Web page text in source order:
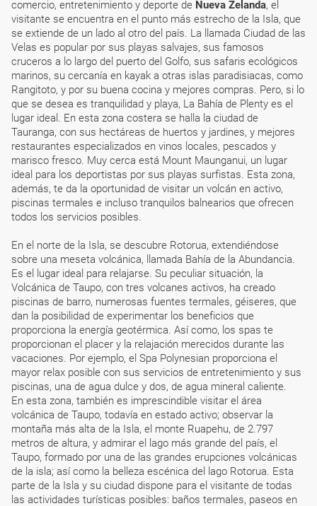
comercio, entretenimiento y deporte de Nueva Zelanda, el
visitante se encuentra en el punto más estrecho de la Isla, que
se extiende de un lado al otro del país. La llamada Ciudad de las
Velas es popular por sus playas salvajes, sus famosos
cruceros a lo largo del puerto del Golfo, sus safaris ecológicos
marinos, su cercanía en kayak a otras islas paradisiacas, como
Rangitoto, y por su buena cocina y mejores compras. Pero, si lo
que se desea es tranquilidad y playa, La Bahía de Plenty es el
lugar ideal. En esta zona costera se halla la ciudad de
Tauranga, con sus hectáreas de huertos y jardines, y mejores
restaurantes especializados en vinos locales, pescados y
marisco fresco. Muy cerca está Mount Maunganui, un lugar
ideal para los deportistas por sus playas surfistas. Esta zona,
además, te da la oportunidad de visitar un volcán en activo,
piscinas termales e incluso tranquilos balnearios que ofrecen
todos los servicios posibles.
En el norte de la Isla, se descubre Rotorua, extendiéndose
sobre una meseta volcánica, llamada Bahía de la Abundancia.
Es el lugar ideal para relajarse. Su peculiar situación, la
Volcánica de Taupo, con tres volcanes activos, ha creado
piscinas de barro, numerosas fuentes termales, géiseres, que
dan la posibilidad de experimentar los beneficios que
proporciona la energía geotérmica. Así como, los spas te
proporcionan el placer y la relajación merecidos durante las
vacaciones. Por ejemplo, el Spa Polynesian proporciona el
mayor relax posible con sus servicios de entretenimiento y sus
piscinas, una de agua dulce y dos, de agua mineral caliente.
En esta zona, también es imprescindible visitar el área
volcánica de Taupo, todavía en estado activo; observar la
montaña más alta de la Isla, el monte Ruapehu, de 2.797
metros de altura, y admirar el lago más grande del país, el
Taupo, formado por una de las grandes erupciones volcánicas
de la isla; así como la belleza escénica del lago Rotorua. Esta
parte de la Isla y su ciudad dispone para el visitante de todas
las actividades turísticas posibles: baños termales, paseos en